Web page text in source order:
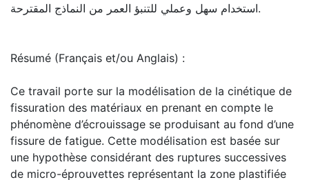
استخدام سهل وعملي للتنبؤ العمر من النماذج المقترحة.
Résumé (Français et/ou Anglais) :
Ce travail porte sur la modélisation de la cinétique de
fissuration des matériaux en prenant en compte le
phénomène d’écrouissage se produisant au fond d’une
fissure de fatigue. Cette modélisation est basée sur
une hypothèse considérant des ruptures successives
de micro-éprouvettes représentant la zone plastifiée